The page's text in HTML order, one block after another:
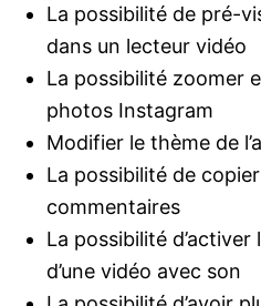
La possibilité de pré-
dans un lecteur vidéo
La possibilité zoomer
photos Instagram
Modifier le thème de
La possibilité de
commentaires
La possibilité
d’une vidéo avec son